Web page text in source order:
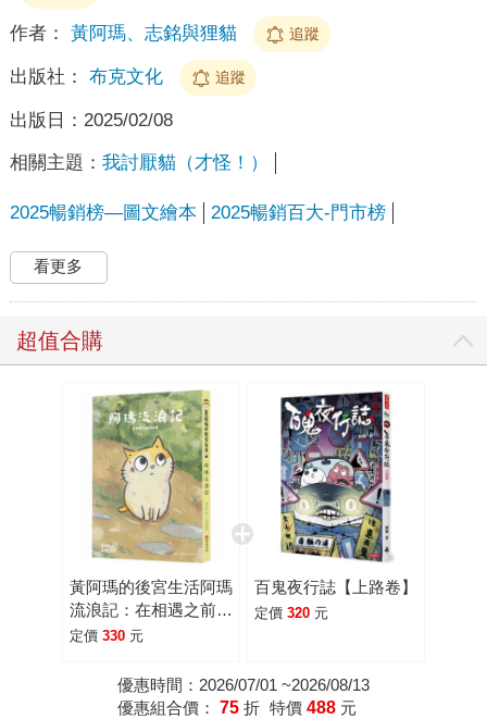
作者： 黃阿瑪、志銘與狸貓 追蹤
出版社： 布克文化 追蹤
出版日： 2025/02/08
相關主題： 我討厭貓（才怪！）
2025暢銷榜—圖文繪本 2025暢銷百大-門市榜
看更多
超值合購
黃阿瑪的後宮生活阿瑪
流浪記：在相遇之前的
故事
定價 330 元
百鬼夜行誌【上路卷】
定價 320 元
優惠時間：2026/07/01 ~2026/08/13
優惠組合價： 75 折 特價 488 元